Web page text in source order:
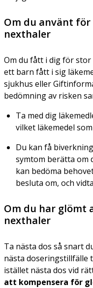
Om du använt
nexthaler
Om du fått i dig för stor
ett barn fått i sig
sjukhus eller
bedömning av risken
Ta med dig
vilket läkemedel
Du kan få
symtom berätta om
kan bedöma
besluta om, och
Om du har glömt
nexthaler
Ta nästa dos så snart
nästa doseringstillfälle
istället nästa dos vid
att kompensera för